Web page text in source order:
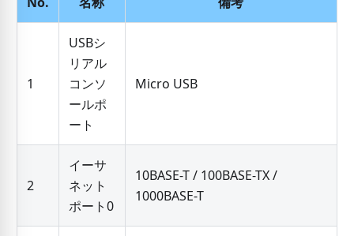
1
USBシ
リアル
コンソ
ールポ
ート
Micro USB
2
イーサ
ネット
ポート0
10BASE-T / 100BASE-TX /
1000BASE-T